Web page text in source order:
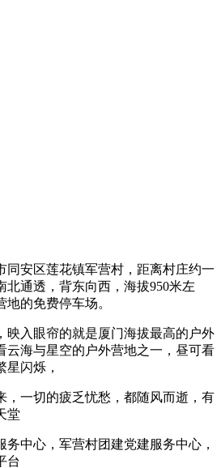
同安区莲花镇军营村，距离村庄约一
北通透，背东向西，海拔950米左
的免费停车场。
映入眼帘的就是厦门海拔最高的户外
云海与星空的户外营地之一，昼可看
星闪烁，
，一切的疲乏忧愁，都随风而逝，有
堂